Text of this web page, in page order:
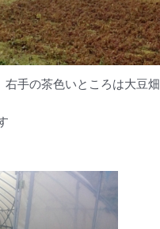
手の茶色いところは大豆畑